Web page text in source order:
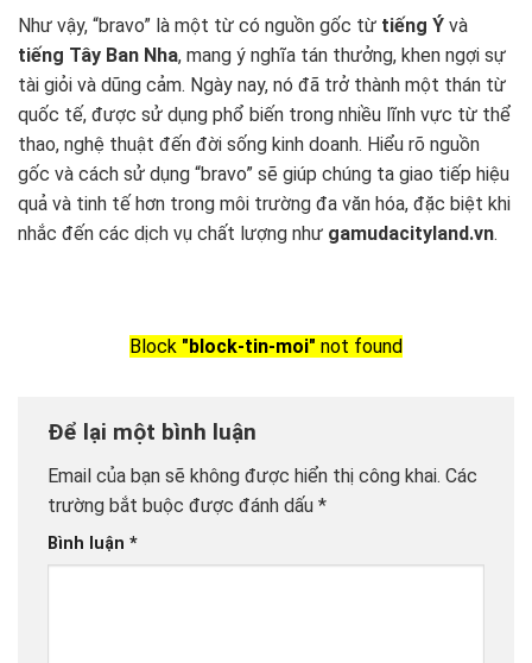
Như vậy, “bravo” là một từ có nguồn gốc từ tiếng Ý và
tiếng Tây Ban Nha, mang ý nghĩa tán thưởng, khen ngợi sự
tài giỏi và dũng cảm. Ngày nay, nó đã trở thành một thán từ
quốc tế, được sử dụng phổ biến trong nhiều lĩnh vực từ thể
thao, nghệ thuật đến đời sống kinh doanh. Hiểu rõ nguồn
gốc và cách sử dụng “bravo” sẽ giúp chúng ta giao tiếp hiệu
quả và tinh tế hơn trong môi trường đa văn hóa, đặc biệt khi
nhắc đến các dịch vụ chất lượng như gamudacityland.vn.
Block "block-tin-moi" not found
Để lại một bình luận
Email của bạn sẽ không được hiển thị công khai. Các
trường bắt buộc được đánh dấu *
Bình luận *